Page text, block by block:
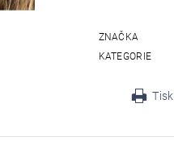
ZNAČKA
KATEGORIE
Tisk